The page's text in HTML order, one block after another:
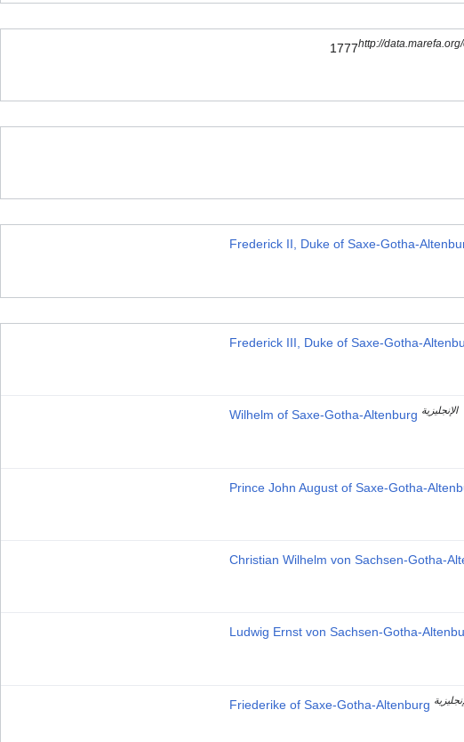
http://
Frederick II, Duke of Saxe-Gotha-
Frederick III, Duke of Saxe-Gotha-
Wilhelm of Saxe-Gotha-Altenburg الإنجليزية
Prince John August of Saxe-Gotha-
Christian Wilhelm von Sachsen-Gotha-
Ludwig Ernst von Sachsen-Gotha-
Friederike of Saxe-Gotha-Altenburg